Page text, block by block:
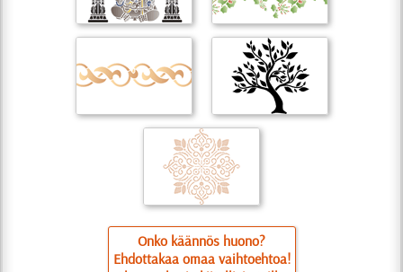
Onko käännös huono?
Ehdottakaa omaa vaihtoehtoa!